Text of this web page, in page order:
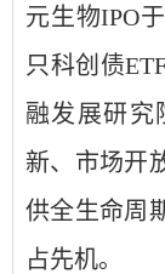
元生物IPO
只科创债
融发展研究
新、市场开
供全生命周
占先机。